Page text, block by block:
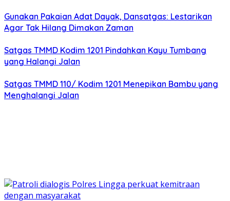
Gunakan Pakaian Adat Dayak, Dansatgas: Lestarikan
Agar Tak Hilang Dimakan Zaman
Satgas TMMD Kodim 1201 Pindahkan Kayu Tumbang
yang Halangi Jalan
Satgas TMMD 110/ Kodim 1201 Menepikan Bambu yang
Menghalangi Jalan